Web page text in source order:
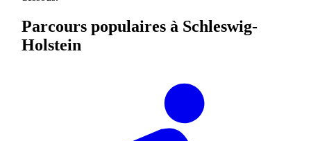
Parcours populaires à Schleswig-
Holstein